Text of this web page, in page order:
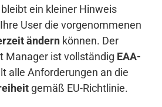
ein kleiner Hinweis
User die vorgenommenen
ändern können. Der
Manager ist vollständig EAA-
alle Anforderungen an die
gemäß EU-Richtlinie.